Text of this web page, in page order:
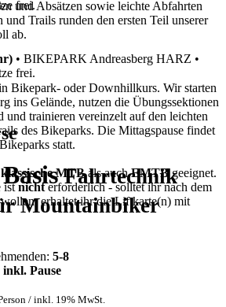
und Absätzen sowie leichte Abfahrten
und Trails runden den ersten Teil unserer
ab.
Bikepark- oder Downhillkurs. Wir starten
ins Gelände, nutzen die Übungssektionen
und trainieren vereinzelt auf den leichten
des Bikeparks. Die Mittagspause findet
statt.
klassische MTBals auchEMTBgeeignet.
istnichterforderlich - solltet ihr nach dem
erhaltet ihr die Liftkarte(n) mit
frei.
• BIKEPARK Andreasberg HARZ •
frei.
Fahrtechnik
Mountainbiker
5-8
inkl. Pause
/ inkl. 19% MwSt.